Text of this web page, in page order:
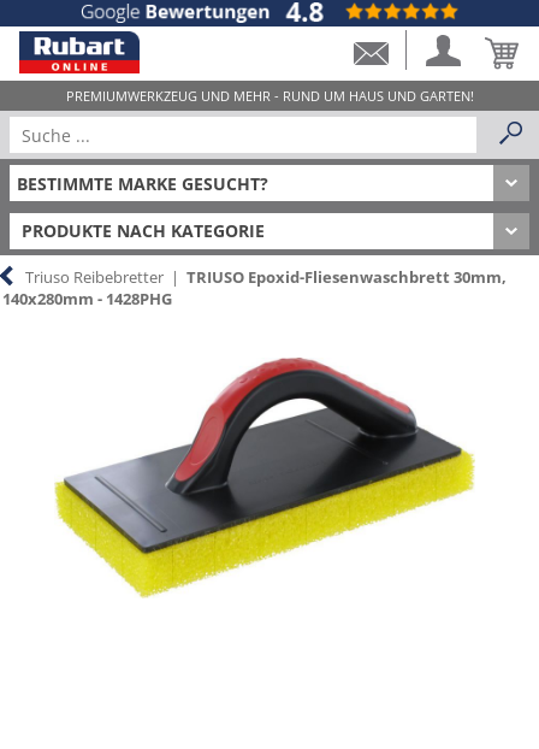
PRODUKTE NACH KATEGORIE
Triuso Reibebretter |TRIUSO Epoxid-Fliesenwaschbrett 30mm,
140x280mm - 1428PHG